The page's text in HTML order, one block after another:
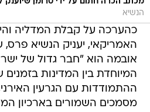
מכתב הכרה חתום על ידי טרומן שיוענק
הנשיא
כהערכה על קבלת המדליה
האמריקאי, יעניק הנשיא פרס,
אובמה הוא "חבר גדול של
המיוחדת בין המדינות
ההתמודדות עם הגרעין
מסמכים השמורים בארכיון